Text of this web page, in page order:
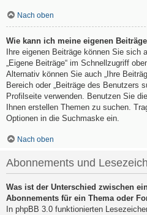
Nach oben
Wie kann ich meine eigenen
Ihre eigenen Beiträge können Sie sich
„Eigene Beiträge“ im Schnellzugriff
Alternativ können Sie auch „Ihre
Bereich oder „Beiträge des Benutzers
Profilseite verwenden. Benutzen Sie
Ihnen erstellen Themen zu suchen.
Optionen in die Suchmaske ein.
Nach oben
Abonnements und
Was ist der Unterschied zwischen
Abonnements für ein Thema oder
In phpBB 3.0 funktionierten